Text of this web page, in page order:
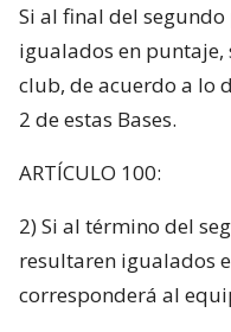
Si al final del
igualados en puntaje,
club, de acuerdo a lo
2 de estas Bases.
ARTÍCULO 100:
2) Si al término del
resultaren igualados
corresponderá al